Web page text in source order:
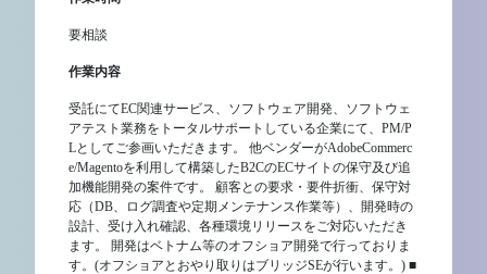
要相談
作業内容
受託にてEC関連サービス、ソフトウェア開発、ソフトウェ
アテスト業務をトータルサポートしている企業にて、PM/P
Lとしてご参画いただきます。 他ベンダーがAdobeCommerc
e/Magentoを利用して構築したB2CのECサイトの保守及び追
加機能開発の案件です。 顧客との要求・要件折衝、保守対
応（DB、ログ調査や定期メンテナンス作業等）、開発時の
設計、受け入れ確認、各種環境リリースをご対応いただき
ます。 開発はベトナム等のオフショア開発で行っておりま
す。(オフショアとおやり取りはブリッジSEが行います。) ■